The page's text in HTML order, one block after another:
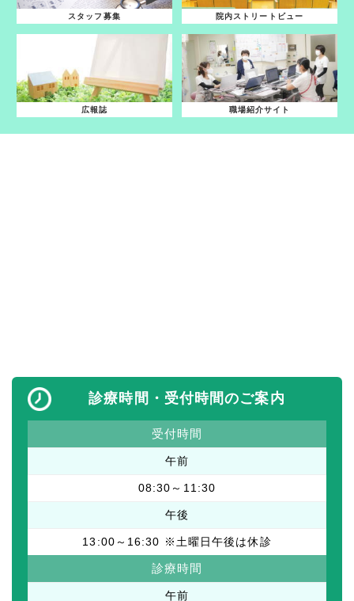
スタッフ募集 院内ストリートビュー
広報誌 職場紹介サイト
診療時間・受付時間のご案内
受付時間
午前
08:30～11:30
午後
13:00～16:30 ※土曜日午後は休診
診療時間
午前